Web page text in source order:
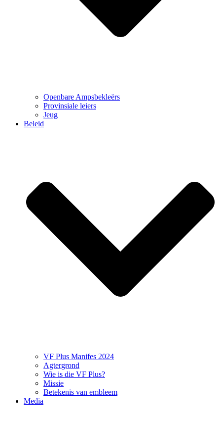
Openbare Ampsbekleërs
Provinsiale leiers
Jeug
Beleid
VF Plus Manifes 2024
Agtergrond
Wie is die VF Plus?
Missie
Betekenis van embleem
Media